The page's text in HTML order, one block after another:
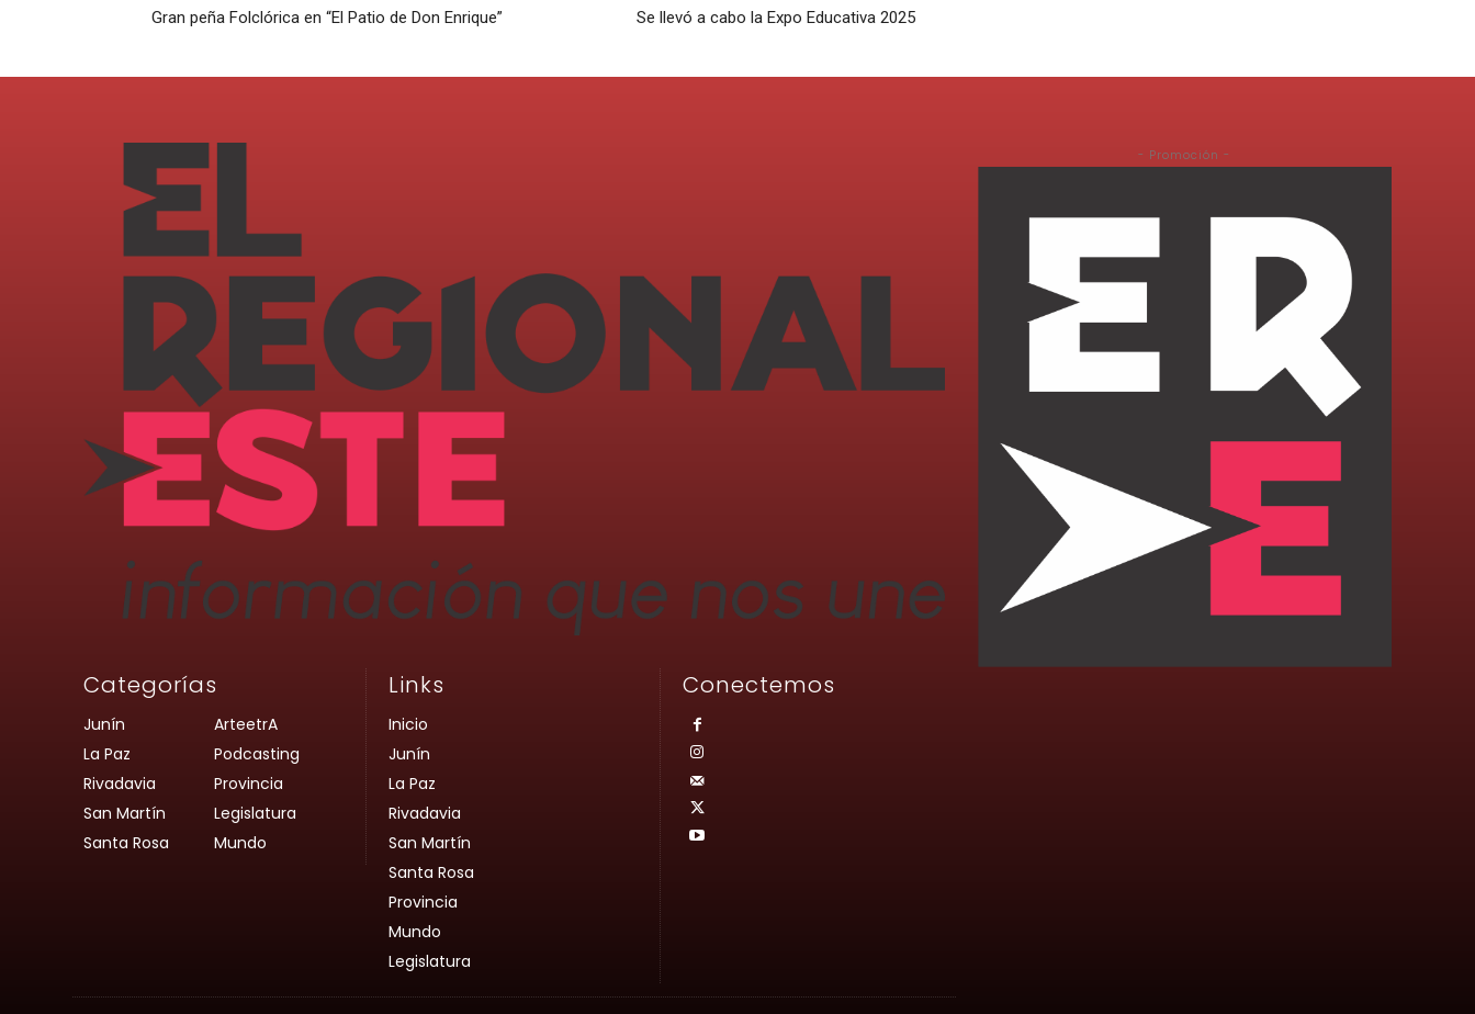
Gran peña Folclórica en “El Patio de Don Enrique” Se llevó a cabo la Expo Educativa 2025
Categorías
Junín
La Paz
Rivadavia
San Martín
Santa Rosa
ArteetrA
Podcasting
Provincia
Legislatura
Mundo
Links
Inicio
Junín
La Paz
Rivadavia
San Martín
Santa Rosa
Provincia
Mundo
Legislatura
Conectemos
- Promoción -